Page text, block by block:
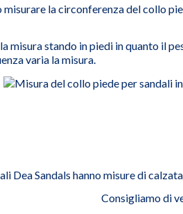
misurare la circonferenza del collo
misura stando in piedi in quanto il
varia la misura.
Dea Sandals hanno misure di
Consigliamo di